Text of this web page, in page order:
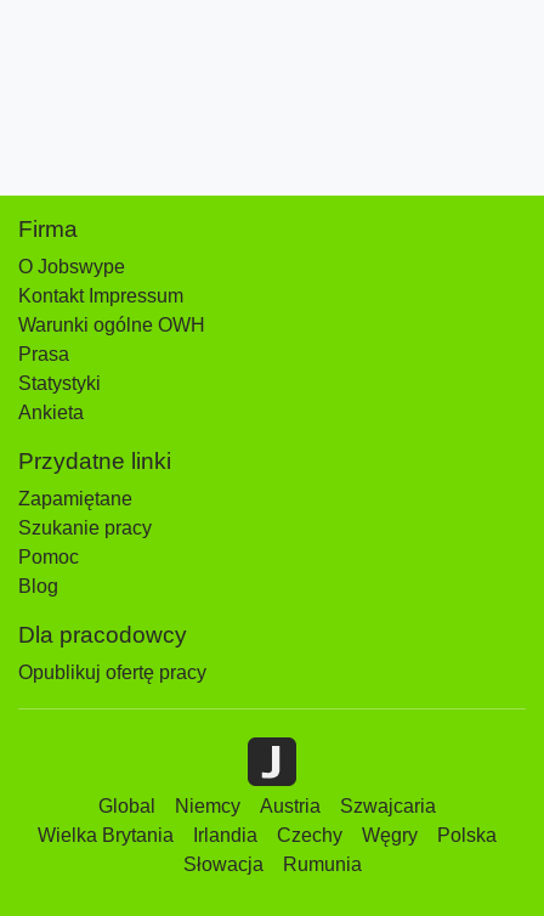
Firma
O Jobswype
Kontakt Impressum
Warunki ogólne OWH
Prasa
Statystyki
Ankieta
Przydatne linki
Zapamiętane
Szukanie pracy
Pomoc
Blog
Dla pracodowcy
Opublikuj ofertę pracy
Global Niemcy Austria
Szwajcaria
Wielka Brytania
Irlandia Czechy Węgry
Polska
Słowacja
Rumunia